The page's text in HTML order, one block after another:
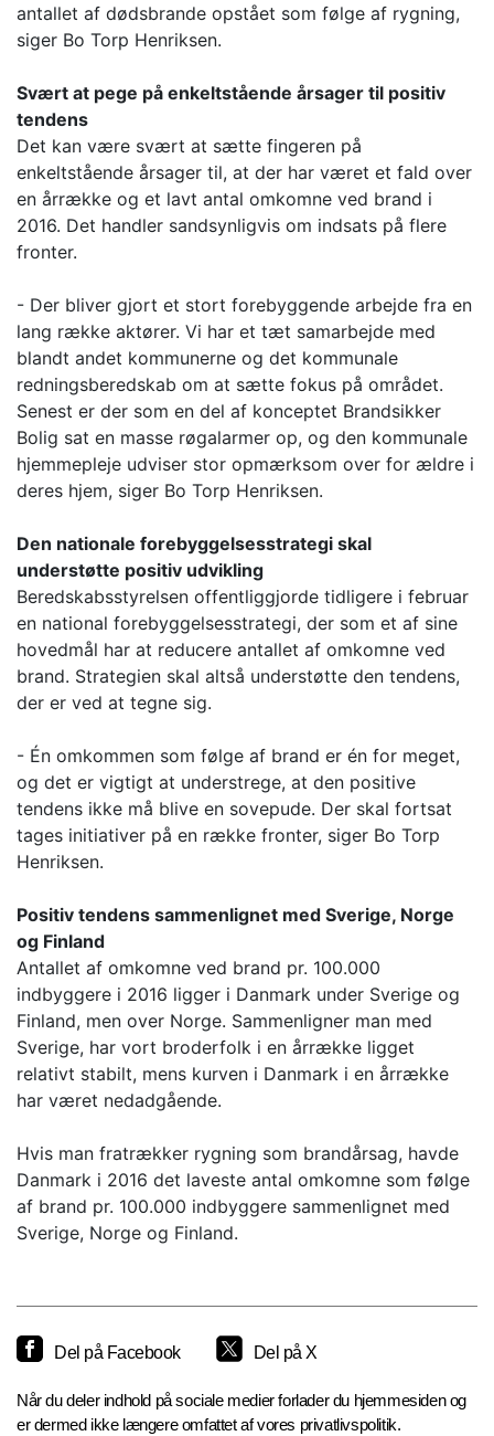
antallet af dødsbrande opstået som følge af rygning,
siger Bo Torp Henriksen.
Svært at pege på enkeltstående årsager til positiv
tendens
Det kan være svært at sætte fingeren på
enkeltstående årsager til, at der har været et fald over
en årrække og et lavt antal omkomne ved brand i
2016. Det handler sandsynligvis om indsats på flere
fronter.
- Der bliver gjort et stort forebyggende arbejde fra en
lang række aktører. Vi har et tæt samarbejde med
blandt andet kommunerne og det kommunale
redningsberedskab om at sætte fokus på området.
Senest er der som en del af konceptet Brandsikker
Bolig sat en masse røgalarmer op, og den kommunale
hjemmepleje udviser stor opmærksom over for ældre i
deres hjem, siger Bo Torp Henriksen.
Den nationale forebyggelsesstrategi skal
understøtte positiv udvikling
Beredskabsstyrelsen offentliggjorde tidligere i februar
en national forebyggelsesstrategi, der som et af sine
hovedmål har at reducere antallet af omkomne ved
brand. Strategien skal altså understøtte den tendens,
der er ved at tegne sig.
- Én omkommen som følge af brand er én for meget,
og det er vigtigt at understrege, at den positive
tendens ikke må blive en sovepude. Der skal fortsat
tages initiativer på en række fronter, siger Bo Torp
Henriksen.
Positiv tendens sammenlignet med Sverige, Norge
og Finland
Antallet af omkomne ved brand pr. 100.000
indbyggere i 2016 ligger i Danmark under Sverige og
Finland, men over Norge. Sammenligner man med
Sverige, har vort broderfolk i en årrække ligget
relativt stabilt, mens kurven i Danmark i en årrække
har været nedadgående.
Hvis man fratrækker rygning som brandårsag, havde
Danmark i 2016 det laveste antal omkomne som følge
af brand pr. 100.000 indbyggere sammenlignet med
Sverige, Norge og Finland.
Del på Facebook Del på X
Når du deler indhold på sociale medier forlader du hjemmesiden og
er dermed ikke længere omfattet af vores privatlivspolitik.